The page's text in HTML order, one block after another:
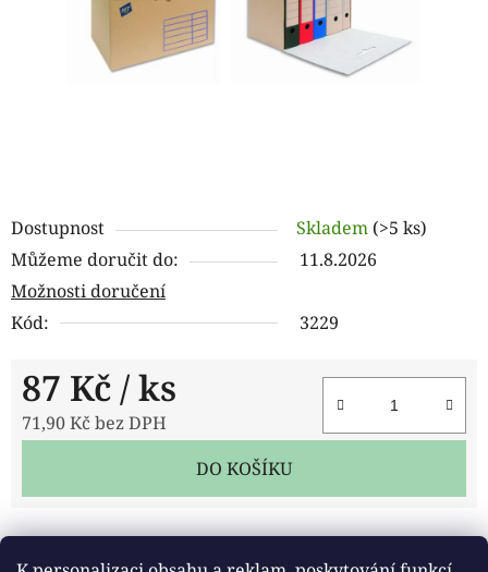
Dostupnost Skladem (>5 ks)
Můžeme doručit do:
11.8.2026
Možnosti doručení
Kód:
3229
87 Kč / ks
71,90 Kč bez DPH
DO KOŠÍKU